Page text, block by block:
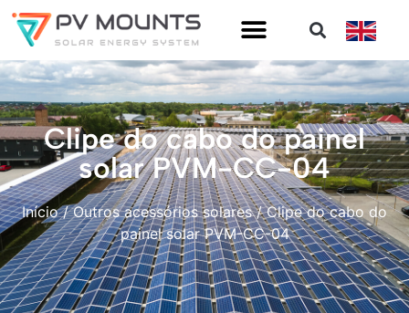
Clipe do cabo do painel
solar PVM-CC-04
Início/Outros acessórios solares/ Clipe do cabo do
painel solar PVM-CC-04